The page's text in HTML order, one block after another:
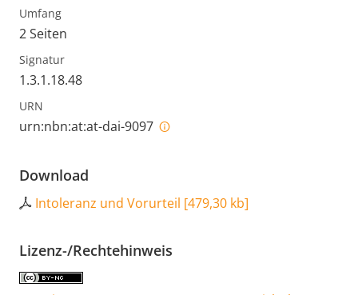
Umfang
2 Seiten
Signatur
1.3.1.18.48
URN
urn:nbn:at:at-dai-9097
Download
Intoleranz und Vorurteil [479,30 kb]
Lizenz-/Rechtehinweis